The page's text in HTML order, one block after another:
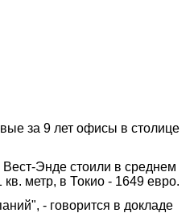
за 9 лет офисы в столице
Энде стоили в среднем
метр, в Токио - 1649 евро.
- говорится в докладе